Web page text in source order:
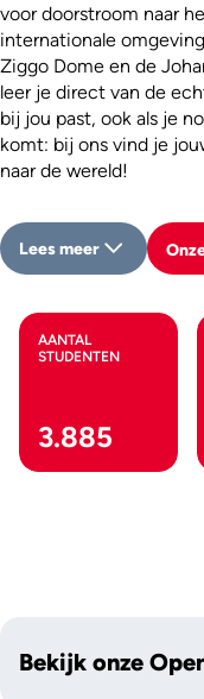
voor doorstroom naar
internationale
Ziggo Dome en de
leer je direct van de
bij jou past, ook als je
komt: bij ons vind je
naar de wereld!
Lees meer
AANTAL
STUDENTEN
3.885
Bekijk onze